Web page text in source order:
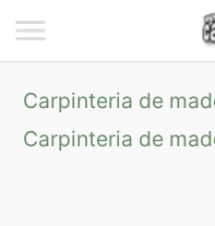
Carpinteria de
Carpinteria de